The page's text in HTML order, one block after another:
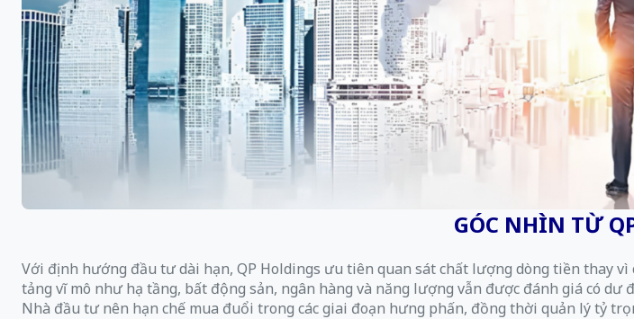
GÓC NHÌN TỪ
Với định hướng đầu tư dài hạn, QP Holdings ưu tiên quan sát chất lượng dòng tiền thay
tảng vĩ mô như hạ tầng, bất động sản, ngân hàng và năng lượng vẫn được đánh giá có
Nhà đầu tư nên hạn chế mua đuổi trong các giai đoạn hưng phấn, đồng thời quản lý tỷ